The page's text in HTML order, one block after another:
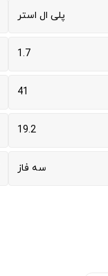
پلی ال استر
1.7
41
19.2
سه فاز